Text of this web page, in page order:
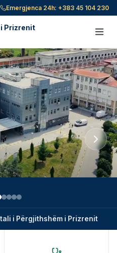
Emergjenca 24h: +383 45 104 230
Prizrenit
i Përgjithshëm i Prizrenit